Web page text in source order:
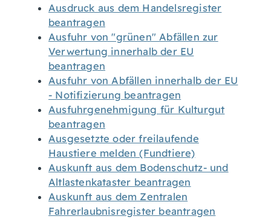
Ausdruck aus dem Handelsregister
beantragen
Ausfuhr von "grünen" Abfällen zur
Verwertung innerhalb der EU
beantragen
Ausfuhr von Abfällen innerhalb der EU
- Notifizierung beantragen
Ausfuhrgenehmigung für Kulturgut
beantragen
Ausgesetzte oder freilaufende
Haustiere melden (Fundtiere)
Auskunft aus dem Bodenschutz- und
Altlastenkataster beantragen
Auskunft aus dem Zentralen
Fahrerlaubnisregister beantragen